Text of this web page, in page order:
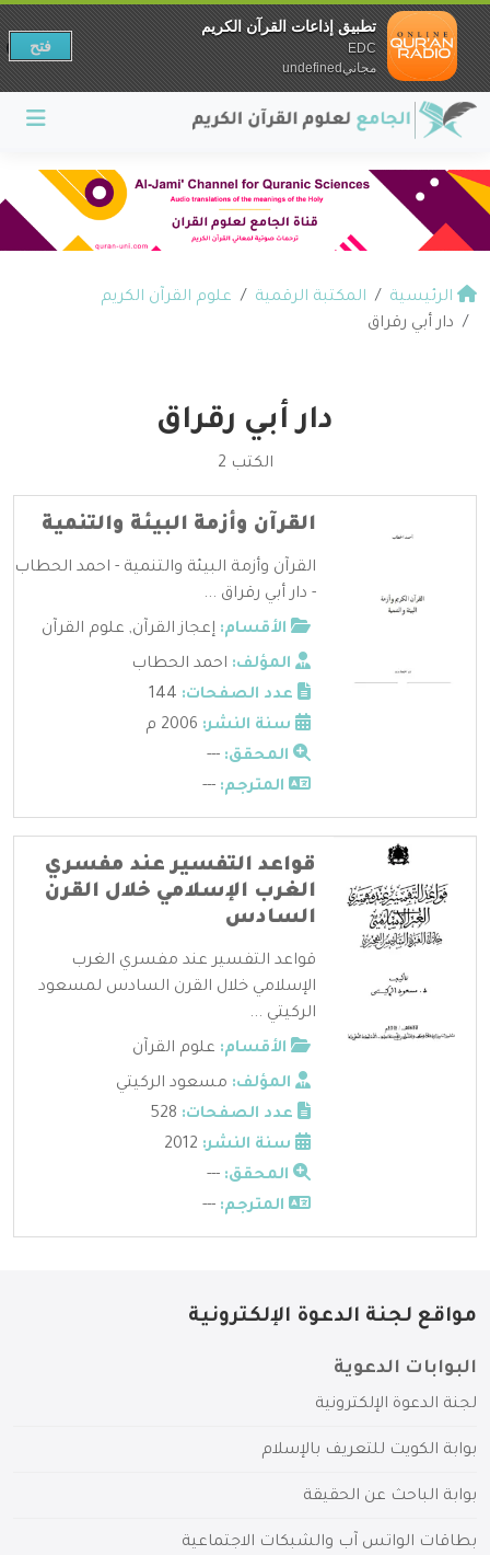
الرئيسية المكتبة الرقمية
علوم القرآن الكريم
دار أبي رقراق
دار أبي رقراق
الكتب 2
القرآن وأزمة البيئة والتنمية
القرآن وأزمة البيئة والتنمية - احمد الحطاب
- دار أبي رقراق ...
الأقسام: إعجاز القرآن, علوم القرآن
المؤلف: احمد الحطاب
عدد الصفحات:
سنة النشر:
المحقق: ---
المترجم: ---
قواعد التفسير عند مفسري
الغرب الإسلامي خلال القرن
السادس
قواعد التفسير عند مفسري الغرب
الإسلامي خلال القرن السادس لمسعود
الركيتي ...
الأقسام: علوم القرآن
المؤلف: مسعود الركيتي
عدد الصفحات:
سنة النشر:
المحقق: ---
المترجم: ---
مواقع لجنة الدعوة الإلكترونية
البوابات الدعوية
لجنة الدعوة الإلكترونية
بوابة الكويت للتعريف بالإسلام
بوابة الباحث عن الحقيقة
بطاقات الواتس آب والشبكات الاجتماعية
تطبيق إذاعات القرآن الكريم
EDC
مجانيundefined
فتح